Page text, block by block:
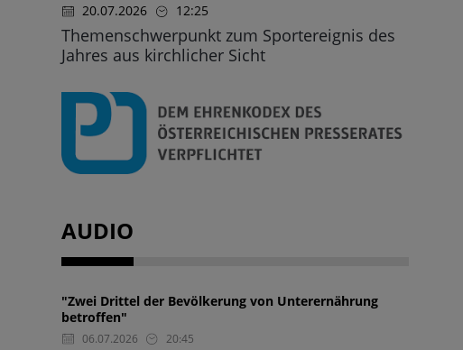
20.07.2026 12:25
Themenschwerpunkt zum Sportereignis des
Jahres aus kirchlicher Sicht
AUDIO
"Zwei Drittel der Bevölkerung von Unterernährung
betroffen"
06.07.2026 20:45